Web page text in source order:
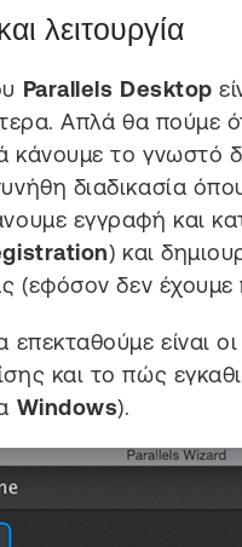
λειτουργία
Parallels Desktop
Απλά θα
κάνουμε το γνωστό
διαδικασία
εγγραφή και
) και
(εφόσον δεν έχουμε
είναι οι
και το πώς
Windows).